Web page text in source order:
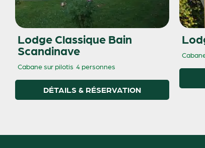
Lodge Classique Bain
Scandinave
Cabane sur pilotis 4 personnes
DÉTAILS & RÉSERVATION